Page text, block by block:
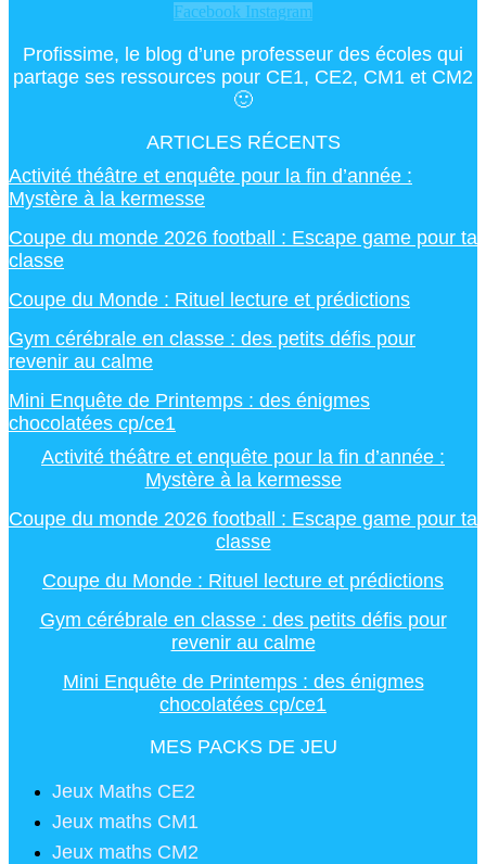
Facebook Instagram
Profissime, le blog d’une professeur des écoles qui
partage ses ressources pour CE1, CE2, CM1 et CM2
🙂
ARTICLES RÉCENTS
Activité théâtre et enquête pour la fin d’année :
Mystère à la kermesse
Coupe du monde 2026 football : Escape game pour ta
classe
Coupe du Monde : Rituel lecture et prédictions
Gym cérébrale en classe : des petits défis pour
revenir au calme
Mini Enquête de Printemps : des énigmes
chocolatées cp/ce1
Activité théâtre et enquête pour la fin d’année :
Mystère à la kermesse
Coupe du monde 2026 football : Escape game pour ta
classe
Coupe du Monde : Rituel lecture et prédictions
Gym cérébrale en classe : des petits défis pour
revenir au calme
Mini Enquête de Printemps : des énigmes
chocolatées cp/ce1
MES PACKS DE JEU
Jeux Maths CE2
Jeux maths CM1
Jeux maths CM2